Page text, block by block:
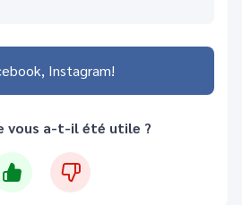
Instagram
vous a-t-il été utile ?